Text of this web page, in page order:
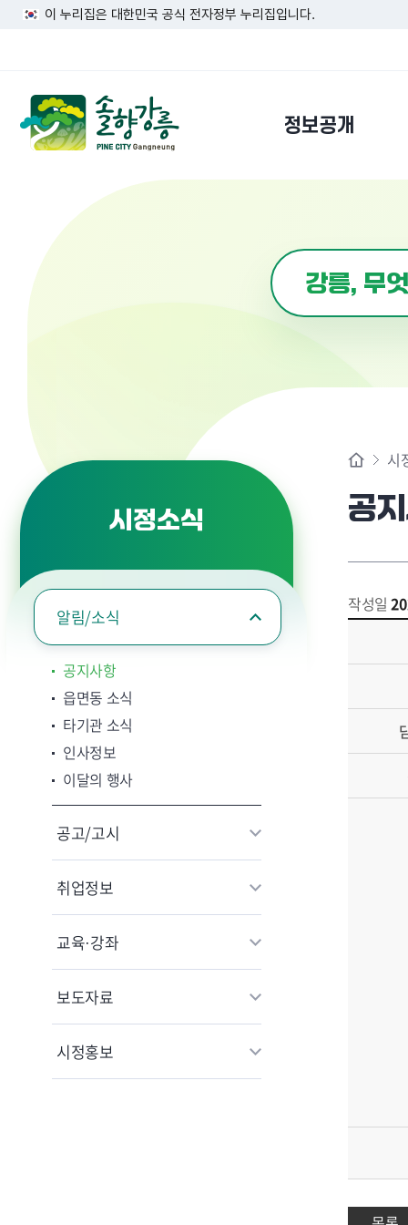
이 누리집은 대한민국 공식 전자정부 누리집입니다.
정보공개
시정소식
알림/소식
공지사항
읍면동 소식
타기관 소식
인사정보
이달의 행사
공고/고시
취업정보
교육·강좌
보도자료
시정홍보
시
공
작성일